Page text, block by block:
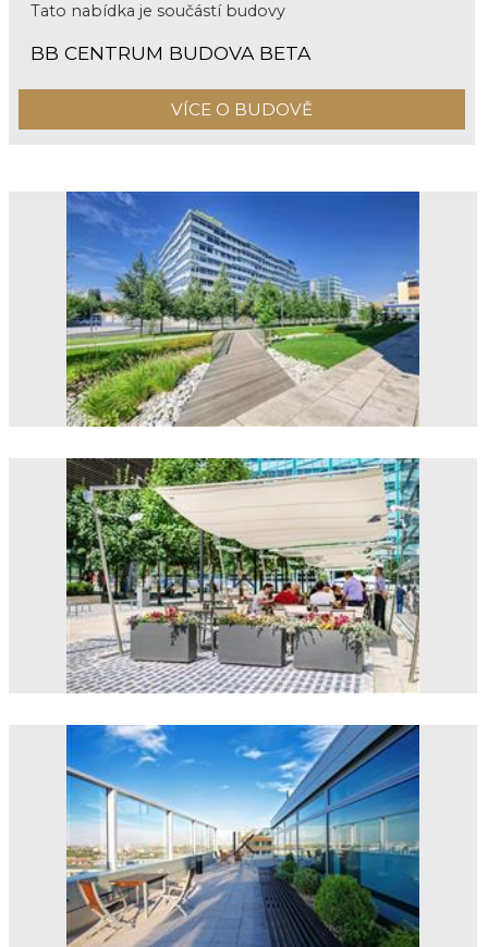
Tato nabídka je součástí budovy
BB CENTRUM BUDOVA BETA
VÍCE O BUDOVĚ